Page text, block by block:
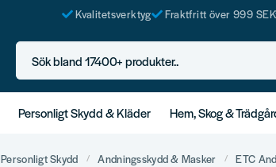
Kvalitetsverktyg Fraktfritt över 999
Sök bland 17400+ produkter..
Personligt Skydd & Kläder Hem, Skog &
Personligt Skydd Andningsskydd & Masker ETC